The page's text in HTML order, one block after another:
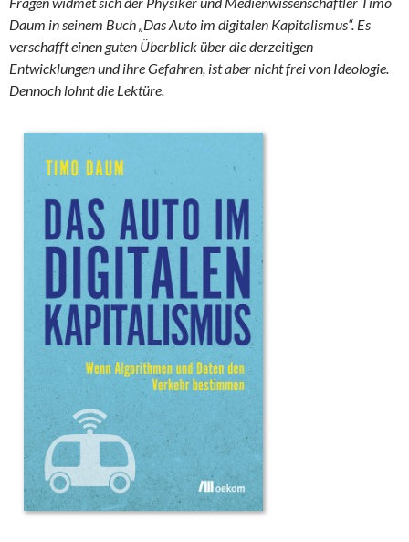
Daum in seinem Buch „Das Auto im digitalen Kapitalismus“. Es
verschafft einen guten Überblick über die derzeitigen
Entwicklungen und ihre Gefahren, ist aber nicht frei von Ideologie.
Dennoch lohnt die Lektüre.